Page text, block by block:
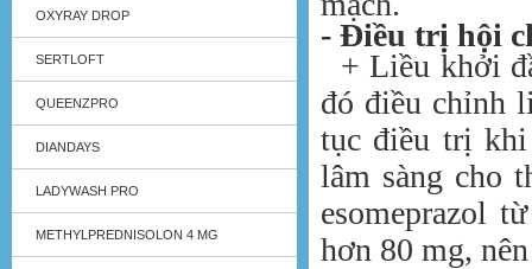
OXYRAY DROP
SERTLOFT
QUEENZPRO
DIANDAYS
LADYWASH PRO
METHYLPREDNISOLON 4 MG
- Điều trị hội
+ Liều khởi
đó điều chỉnh
tục điều trị
lâm sàng cho
esomeprazol
hơn 80 mg,